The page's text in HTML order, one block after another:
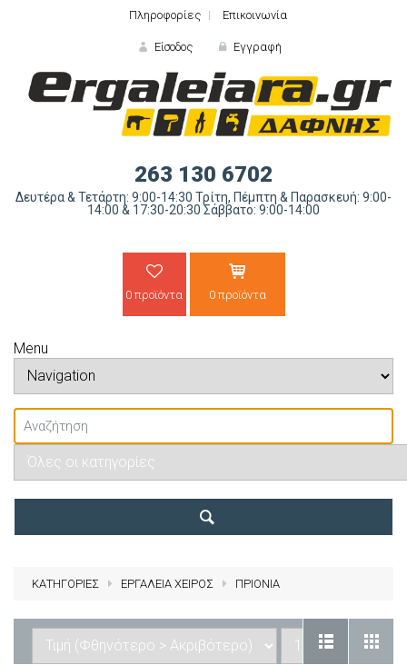
Πληροφορίες Επικοινωνία
Είσοδος
ΕΙΣΟΔΟΣ
Εγγραφή
263 130 6702
Δευτέρα & Τετάρτη: 9:00-14:30 Τρίτη, Πέμπτη & Παρασκευή: 9:00-
14:00 & 17:30-20:30 Σάββατο: 9:00-14:00
0 προϊόντα 0 προϊόντα
Menu
ΚΑΤΗΓΟΡΙΕΣ ΕΡΓΑΛΕΙΑ ΧΕΙΡΟΣ ΠΡΙΟΝΙΑ